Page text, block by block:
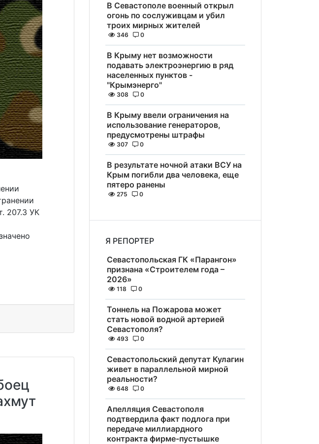
207.3 УК
В Севастополе военный открыл
огонь по сослуживцам и убил
троих мирных жителей
346 0
В Крыму нет возможности
подавать электроэнергию в ряд
населенных пунктов -
"Крымэнерго"
308 0
В Крыму ввели ограничения на
использование генераторов,
предусмотрены штрафы
307 0
В результате ночной атаки ВСУ на
Крым погибли два человека, еще
пятеро ранены
275 0
Я РЕПОРТЕР
Севастопольская ГК «Парангон»
признана «Строителем года –
2026»
118 0
Тоннель на Пожарова может
стать новой водной артерией
Севастополя?
493 0
Севастопольский депутат Кулагин
живет в параллельной мирной
реальности?
648 0
Апелляция Севастополя
подтвердила факт подлога при
передаче миллиардного
контракта фирме-пустышке